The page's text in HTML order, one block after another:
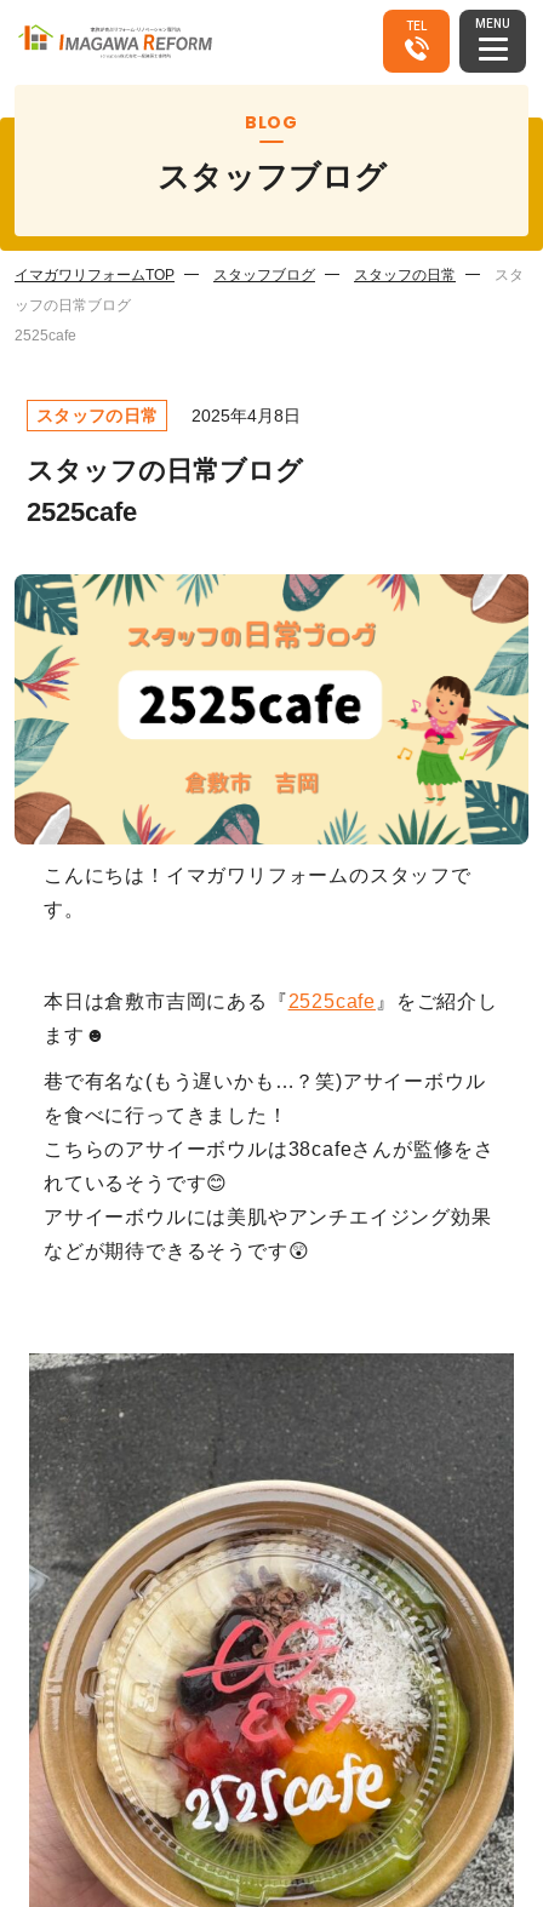
TEL MENU
BLOG
スタッフブログ
イマガワリフォームTOP スタッフブログ スタッフの日常
スタ
ッフの日常ブログ
2525cafe
スタッフの日常 2025年4月8日
スタッフの日常ブログ
2525cafe
こんにちは！イマガワリフォームのスタッフで
す。
本日は倉敷市吉岡にある『2525cafe 』をご紹介し
ます☻
巷で有名な(もう遅いかも…？笑)アサイーボウル
を食べに行ってきました！
こちらのアサイーボウルは38cafeさんが監修をさ
れているそうです😊
アサイーボウルには美肌やアンチエイジング効果
などが期待できるそうです😲